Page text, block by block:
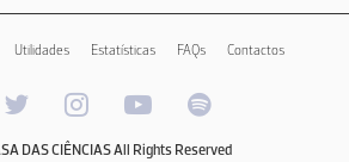
Utilidades Estatísticas FAQs Contactos
DAS CIÊNCIAS All Rights Reserved